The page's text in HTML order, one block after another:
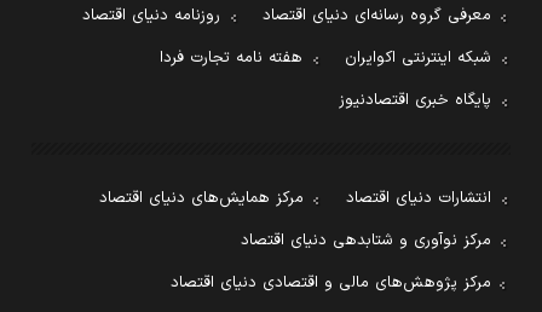
معرفی گروه رسانه‌ای دنیای اقتصاد
روزنامه دنیای اقتصاد
شبکه اینترنتی اکوایران
هفته نامه تجارت فردا
پایگاه خبری اقتصادنیوز
انتشارات دنیای اقتصاد
مرکز همایش‌های دنیای اقتصاد
مرکز نوآوری و شتابدهی دنیای اقتصاد
مرکز پژوهش‌های مالی و اقتصادی دنیای اقتصاد